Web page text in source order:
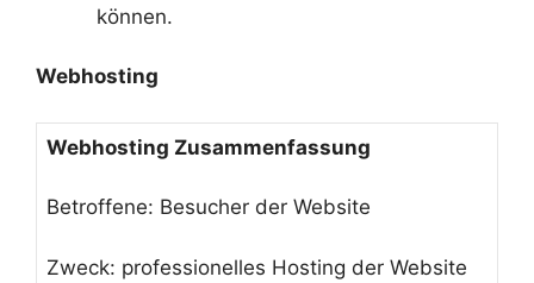
können.
Webhosting
Webhosting Zusammenfassung
Betroffene: Besucher der Website
Zweck: professionelles Hosting der Website